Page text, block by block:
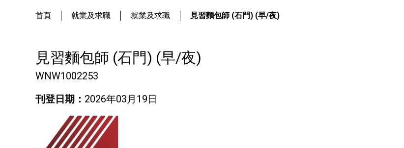
ERB服務點
ERB資訊
布藝手工
花藝手工
寵物護理及美容
寵物行為訓練
首頁 就業及求職 就業及求職 見習麵包師 (石門) (早/夜)
見習麵包師 (石門) (早/夜)
WNW1002253
刊登日期： 2026年03月19日